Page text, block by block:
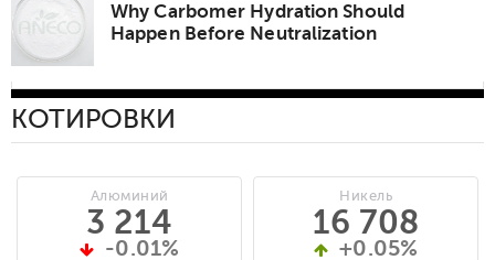
Why Carbomer Hydration Should
Happen Before Neutralization
КОТИРОВКИ
Алюминий
3 214
-0.01%
Никель
16 708
+0.05%